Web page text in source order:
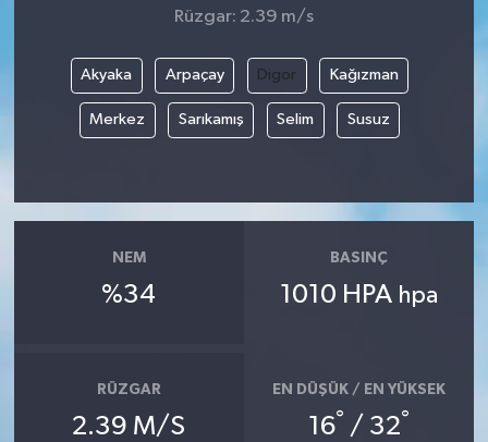
Rüzgar: 2.39 m/s
Akyaka Arpaçay Digor Kağızman
Merkez Sarıkamış Selim Susuz
NEM
%34
BASINÇ
1010 HPA hpa
RÜZGAR
2.39 M/S
EN DÜŞÜK / EN YÜKSEK
16° / 32°